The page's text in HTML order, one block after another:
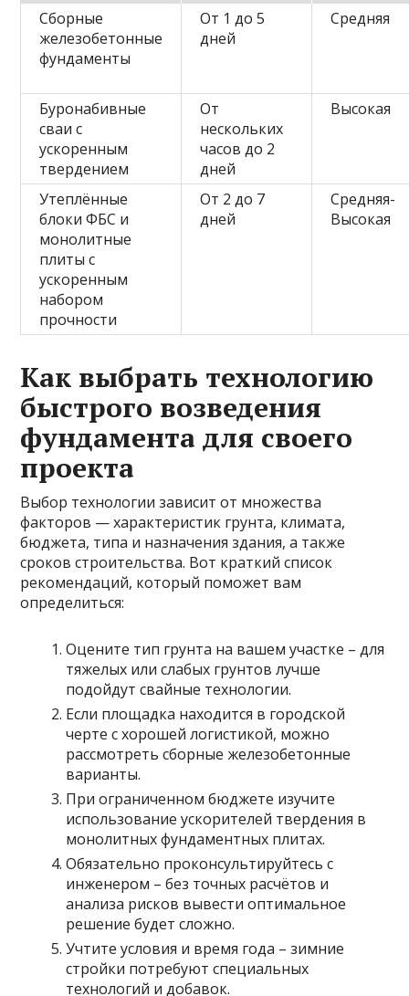
Сборные
железобетонные
фундаменты
От 1 до 5
дней
Средняя
Буронабивные
сваи с
ускоренным
твердением
От
нескольких
часов до 2
дней
Высокая
Утеплённые
блоки ФБС и
монолитные
плиты с
ускоренным
набором
прочности
От 2 до 7
дней
Средняя-
Высокая
Как выбрать технологию
быстрого возведения
фундамента для своего
проекта
Выбор технологии зависит от множества
факторов — характеристик грунта, климата,
бюджета, типа и назначения здания, а также
сроков строительства. Вот краткий список
рекомендаций, который поможет вам
определиться:
Оцените тип грунта на вашем участке – для
тяжелых или слабых грунтов лучше
подойдут свайные технологии.
Если площадка находится в городской
черте с хорошей логистикой, можно
рассмотреть сборные железобетонные
варианты.
При ограниченном бюджете изучите
использование ускорителей твердения в
монолитных фундаментных плитах.
Обязательно проконсультируйтесь с
инженером – без точных расчётов и
анализа рисков вывести оптимальное
решение будет сложно.
Учтите условия и время года – зимние
стройки потребуют специальных
технологий и добавок.